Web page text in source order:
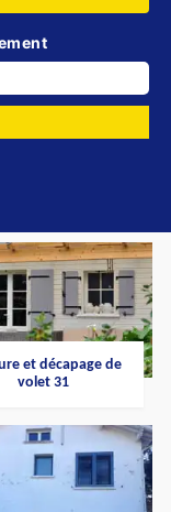
et décapage de
volet 31